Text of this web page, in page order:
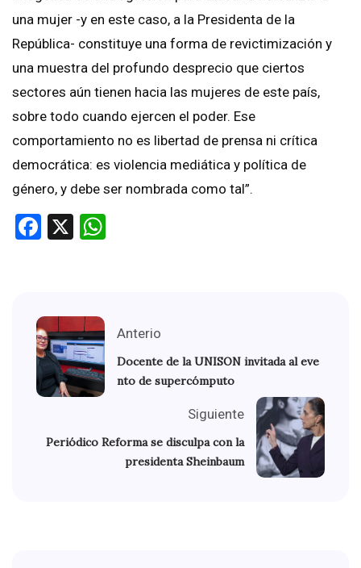
una mujer -y en este caso, a la Presidenta de la
República- constituye una forma de revictimización y
una muestra del profundo desprecio que ciertos
sectores aún tienen hacia las mujeres de este país,
sobre todo cuando ejercen el poder. Ese
comportamiento no es libertad de prensa ni crítica
democrática: es violencia mediática y política de
género, y debe ser nombrada como tal”.
Facebook
X
Anterio
Docente de la UNISON invitada al eve
nto de supercómputo
Siguiente
Periódico Reforma se disculpa con la
presidenta Sheinbaum